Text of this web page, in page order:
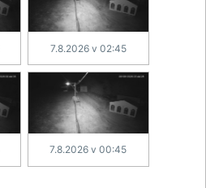
7.8.2026 v 02:45
7.8.2026 v 00:45